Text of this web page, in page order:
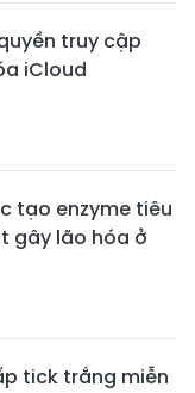
truy cập
iCloud
tạo enzyme tiêu
gây lão hóa ở
tick trắng miễn